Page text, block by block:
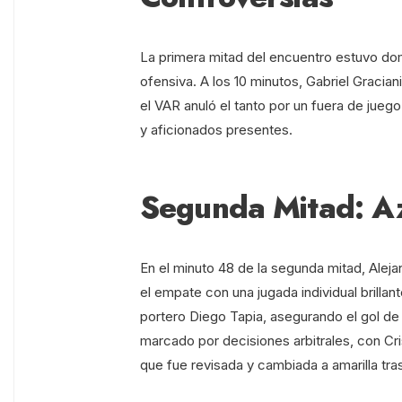
La primera mitad del encuentro estuvo
ofensiva. A los 10 minutos, Gabriel
el VAR anuló el tanto por un fuera de
y aficionados presentes.
Segunda Mitad:
En el minuto 48 de la segunda mitad,
el empate con una jugada individual
portero Diego Tapia, asegurando el gol
marcado por decisiones arbitrales, con
que fue revisada y cambiada a amarilla